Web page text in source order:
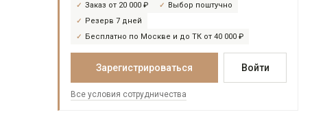
Заказ от 20 000 ₽
Выбор поштучно
Резерв 7 дней
Бесплатно по Москве и до ТК от 40 000 ₽
Зарегистрироваться Войти
Все условия сотрудничества